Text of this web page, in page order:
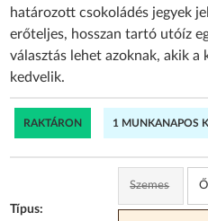
határozott csokoládés jegyek
erőteljes, hosszan tartó utóíz
választás lehet azoknak, akik a
kedvelik.
RAKTÁRON 1 MUNKANAPOS
Típus:
Szemes